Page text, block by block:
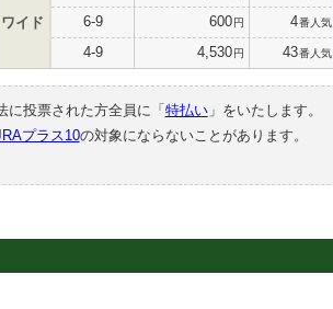
ワイド 6-9 600円 4番人気
4-9 4,530円 43番人気
に投票された方全員に「 特払い」をいたします。
プラス10の対象にならないことがあります。